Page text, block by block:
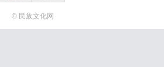
© 民族文化网